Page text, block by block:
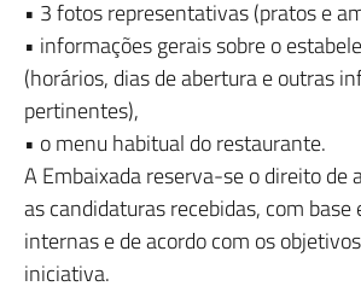
• 3 fotos representativas (pratos e
• informações gerais sobre o
(horários, dias de abertura e outras
pertinentes),
• o menu habitual do restaurante.
A Embaixada reserva-se o direito de
as candidaturas recebidas, com base
internas e de acordo com os
iniciativa.